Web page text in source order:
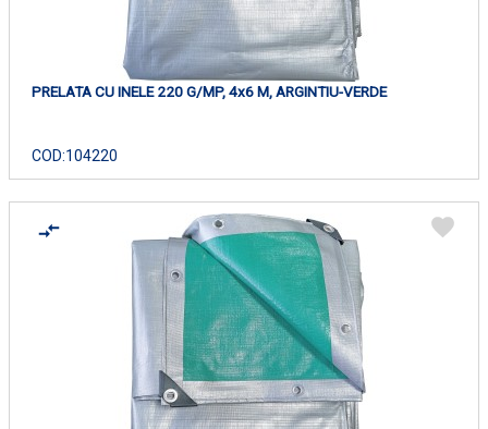
PRELATA CU INELE 220 G/MP, 4x6 M, ARGINTIU-VERDE
COD:104220